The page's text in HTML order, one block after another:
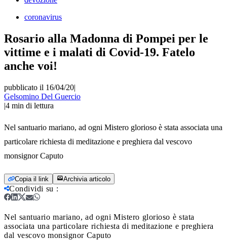
coronavirus
Rosario alla Madonna di Pompei per le
vittime e i malati di Covid-19. Fatelo
anche voi!
pubblicato il 16/04/20|
Gelsomino Del Guercio
|4 min di lettura
Nel santuario mariano, ad ogni Mistero glorioso è stata associata una
particolare richiesta di meditazione e preghiera dal vescovo
monsignor Caputo
Copia il link Archivia articolo
Condividi su :
Nel santuario mariano, ad ogni Mistero glorioso è stata
associata una particolare richiesta di meditazione e preghiera
dal vescovo monsignor Caputo